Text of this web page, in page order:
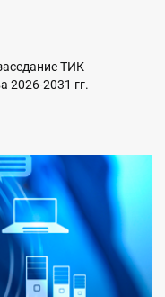
ТИК
2026-2031 гг.